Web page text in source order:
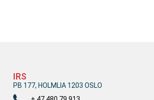
IRS
PB 177, HOLMLIA 1203 OSLO